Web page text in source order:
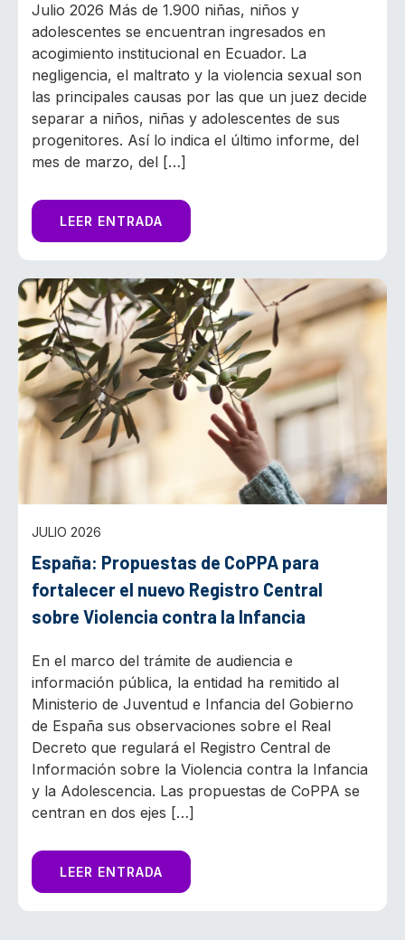
Julio 2026 Más de 1.900 niñas, niños y
adolescentes se encuentran ingresados en
acogimiento institucional en Ecuador. La
negligencia, el maltrato y la violencia sexual son
las principales causas por las que un juez decide
separar a niños, niñas y adolescentes de sus
progenitores. Así lo indica el último informe, del
mes de marzo, del […]
LEER ENTRADA
JULIO 2026
España: Propuestas de CoPPA para
fortalecer el nuevo Registro Central
sobre Violencia contra la Infancia
En el marco del trámite de audiencia e
información pública, la entidad ha remitido al
Ministerio de Juventud e Infancia del Gobierno
de España sus observaciones sobre el Real
Decreto que regulará el Registro Central de
Información sobre la Violencia contra la Infancia
y la Adolescencia. Las propuestas de CoPPA se
centran en dos ejes […]
LEER ENTRADA